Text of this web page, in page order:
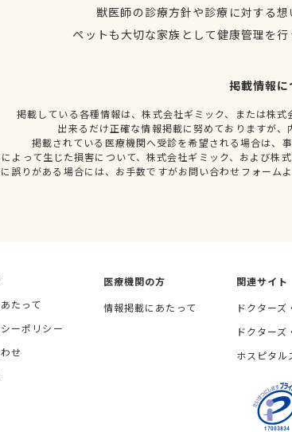
獣医師の診療方針や診療に対する
ペットも大切な家族として健康管理を
掲載情報に
掲載している各種情報は、株式会社ギミック、または株
出来るだけ正確な情報掲載に努めておりますが
掲載されている医療機関へ受診を希望される場合は、
よって生じた損害について、株式会社ギミック、および
誤りがある場合には、お手数ですがお問い合わせフォーム
たって
ーポリシー
せ
医療機関の方
情報掲載にあたって
関連サイト
ドクターズ
ドクター
ホスピタル